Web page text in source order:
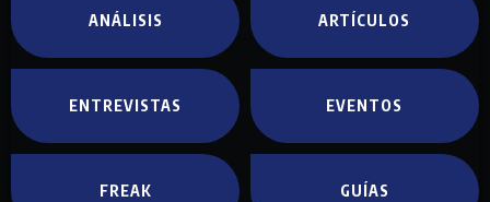
ANÁLISIS ARTÍCULOS
ENTREVISTAS EVENTOS
FREAK GUÍAS